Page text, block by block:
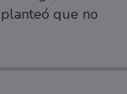
que no